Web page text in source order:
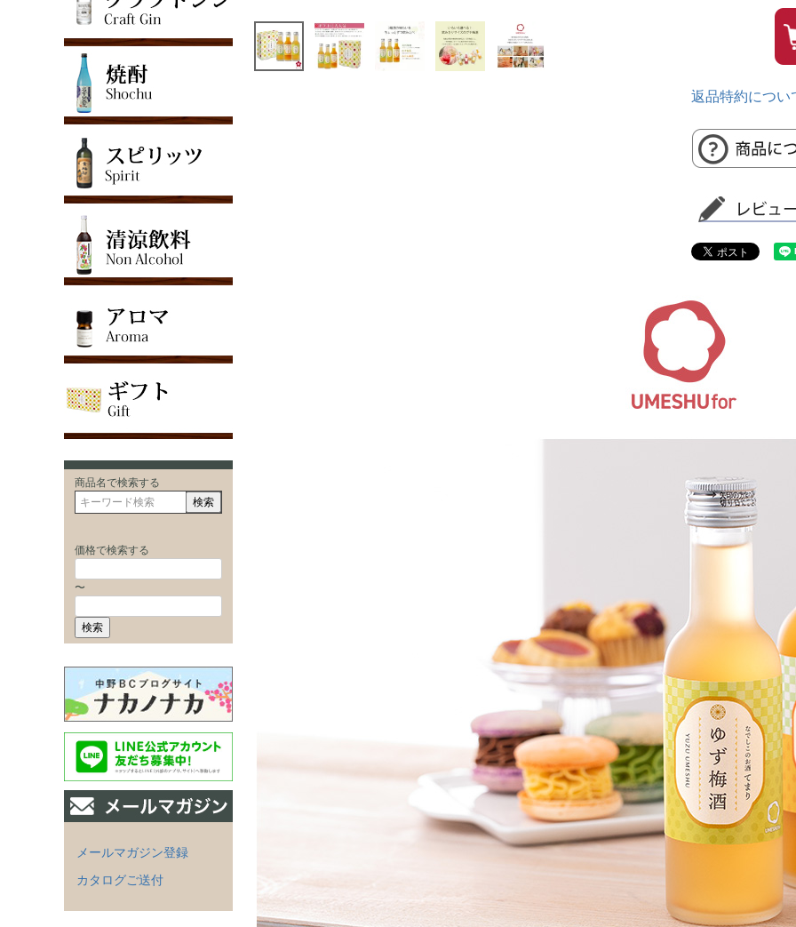
商品名で検索する
検索
価格で検索する
〜
検索
メールマガジン登録
カタログご送付
返品特約につい